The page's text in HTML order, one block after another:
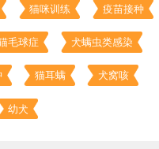
猫咪训练 疫苗接种
毛球症 犬螨虫类感染
猫耳螨 犬窝咳
幼犬